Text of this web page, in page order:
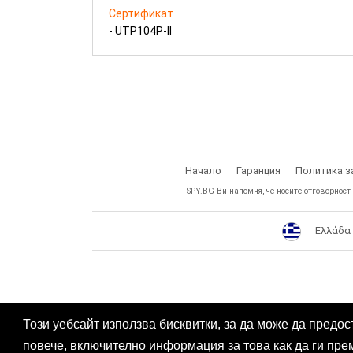
Този уебсайт използва бисквитки, за да може да
повече, включително информация за това как да ги
Сертификат
- UTP104P-II
Начало Гаранция Политика
SPY.BG Ви напомня, че носите
Ελλάδα